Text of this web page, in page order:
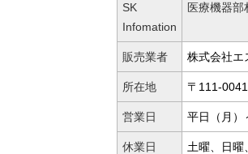
SK
Infomation
医療機器
販売業者 株式会社エ
所在地 〒111-
営業日 平日（月）
休業日 土曜、日